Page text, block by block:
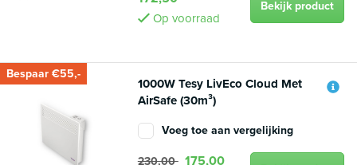
Op voorraad
Bekijk product
Bespaar €55,-
1000W Tesy LivEco Cloud Met
AirSafe (30m³)
Voeg toe aan vergelijking
230,00 175,00